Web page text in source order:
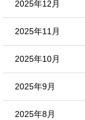
2025年12月
2025年11月
2025年10月
2025年9月
2025年8月